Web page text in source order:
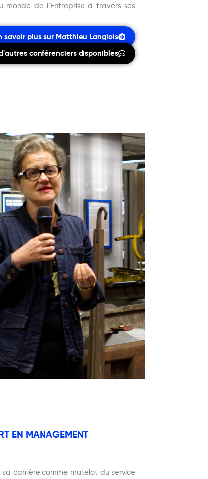
monde de l’Entreprise à travers ses
savoir plus sur Matthieu Langlois
conférenciers disponibles
EN MANAGEMENT
sa carrière comme matelot du service